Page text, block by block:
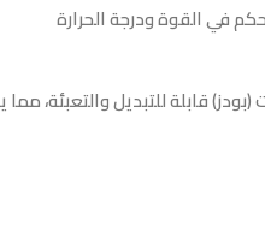
في القوة ودرجة الحرارة
قابلة للتبديل والتعبئة، مما